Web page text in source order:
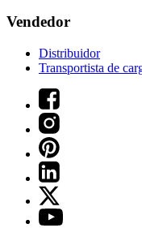
Vendedor
Distribuidor
Transportista de